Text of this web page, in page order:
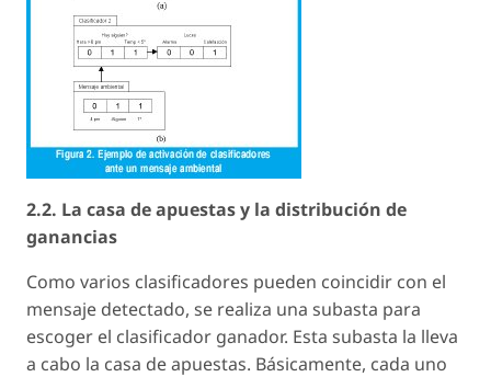
2.2. La casa de apuestas y la distribución de
ganancias
Como varios clasificadores pueden coincidir con el
mensaje detectado, se realiza una subasta para
escoger el clasificador ganador. Esta subasta la lleva
a cabo la casa de apuestas. Básicamente, cada uno